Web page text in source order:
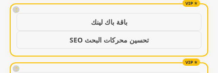
!
باقة باك لينك
تحسين محركات البحث SEO
!